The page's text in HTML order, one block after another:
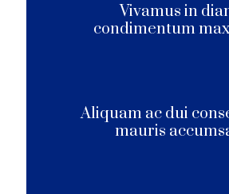
Vivamus in
condimentum
Aliquam ac dui
mauris